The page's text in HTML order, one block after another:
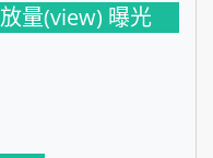
量(view) 曝光